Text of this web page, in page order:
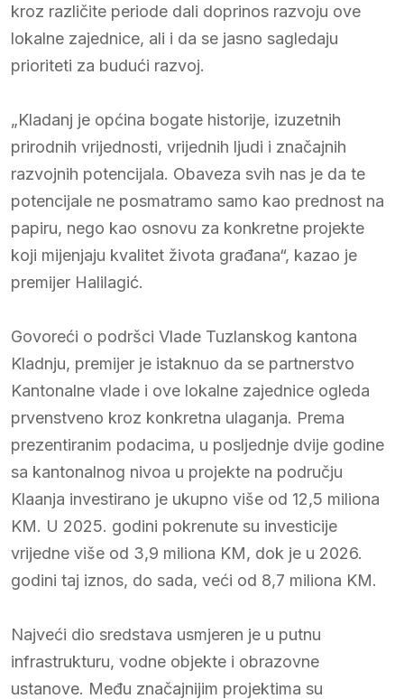
kroz različite periode dali doprinos razvoju ove
lokalne zajednice, ali i da se jasno sagledaju
prioriteti za budući razvoj.
„Kladanj je općina bogate historije, izuzetnih
prirodnih vrijednosti, vrijednih ljudi i značajnih
razvojnih potencijala. Obaveza svih nas je da te
potencijale ne posmatramo samo kao prednost na
papiru, nego kao osnovu za konkretne projekte
koji mijenjaju kvalitet života građana“, kazao je
premijer Halilagić.
Govoreći o podršci Vlade Tuzlanskog kantona
Kladnju, premijer je istaknuo da se partnerstvo
Kantonalne vlade i ove lokalne zajednice ogleda
prvenstveno kroz konkretna ulaganja. Prema
prezentiranim podacima, u posljednje dvije godine
sa kantonalnog nivoa u projekte na području
Klaanja investirano je ukupno više od 12,5 miliona
KM. U 2025. godini pokrenute su investicije
vrijedne više od 3,9 miliona KM, dok je u 2026.
godini taj iznos, do sada, veći od 8,7 miliona KM.
Najveći dio sredstava usmjeren je u putnu
infrastrukturu, vodne objekte i obrazovne
ustanove. Među značajnijim projektima su